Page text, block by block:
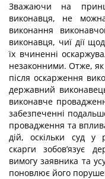
Зважаючи на
виконавця, не
виконання
виконавця, чиї дії
їх вчиненні
незаконними. Отже,
після оскарження
державний
виконавче
забезпеченні
провадження та
дій, оскільки суд у
скарги зобов’язує
вимогу заявника та
поновлює його